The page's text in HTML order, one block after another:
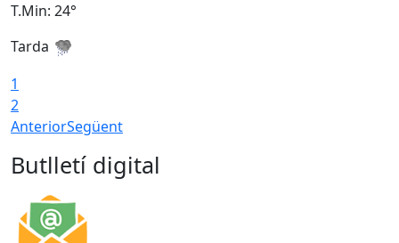
T.Min: 24°
Tarda
1
2
AnteriorSegüent
Butlletí digital